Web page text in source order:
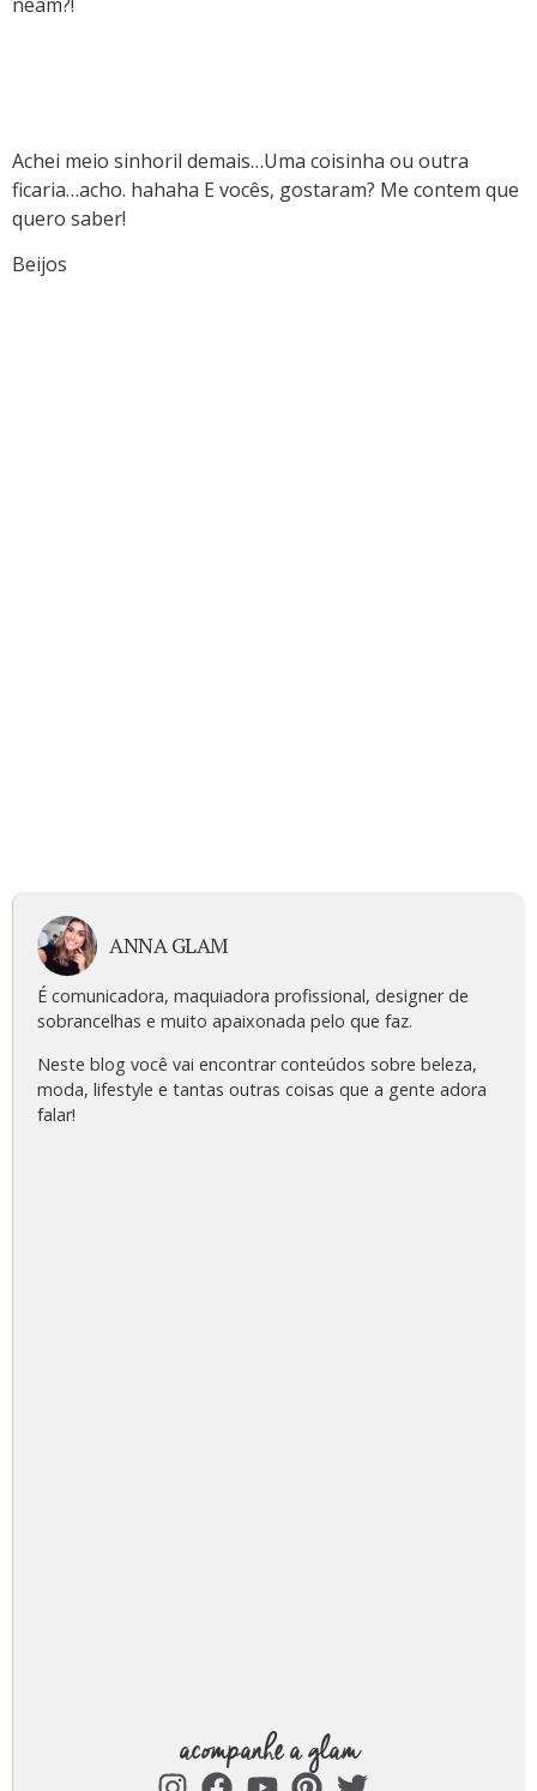
Achei meio sinhoril demais…Uma coisinha ou outra
ficaria…acho. hahaha E vocês, gostaram? Me contem que
quero saber!
Beijos
ANNA GLAM
É comunicadora, maquiadora profissional, designer de
sobrancelhas e muito apaixonada pelo que faz.
Neste blog você vai encontrar conteúdos sobre beleza,
moda, lifestyle e tantas outras coisas que a gente adora
falar!
acompanhe a glam